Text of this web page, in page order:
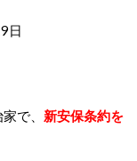
日
で、 新安保条約を